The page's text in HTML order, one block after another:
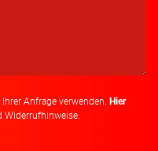
Anfrage verwenden. Hier
Widerrufhinweise.